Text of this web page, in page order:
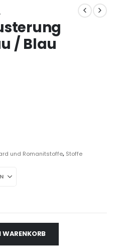
/ Blau
und Romanitstoffe, Stoffe
WARENKORB